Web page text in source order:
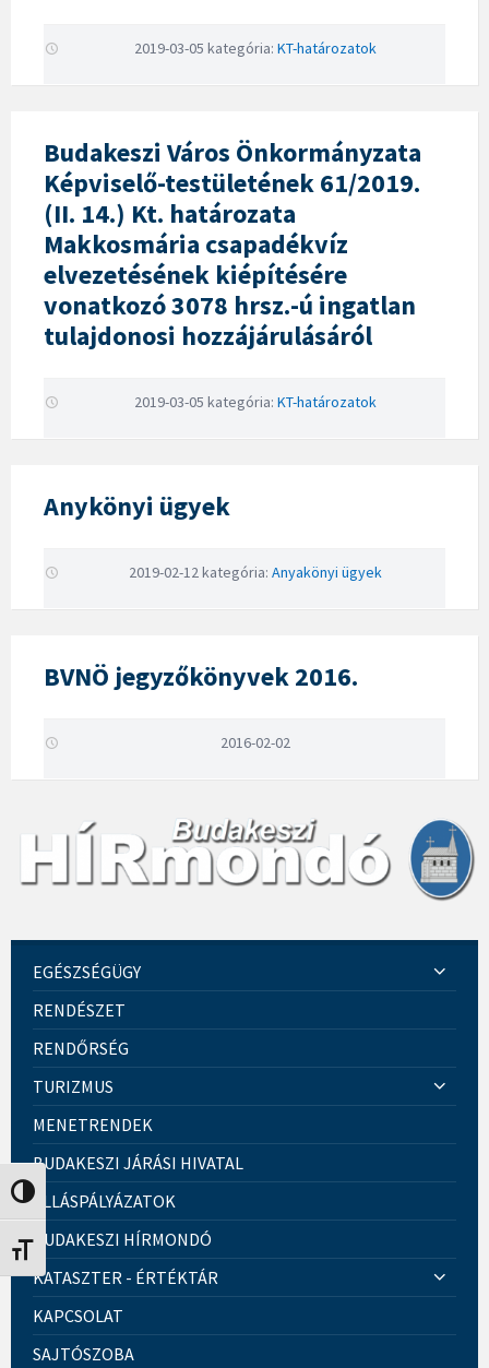
Nagy kontraszt váltása
Betűméret váltása
2019-03-05 kategória: KT-határozatok
Budakeszi Város Önkormányzata
Képviselő-testületének 61/2019.
(II. 14.) Kt. határozata
Makkosmária csapadékvíz
elvezetésének kiépítésére
vonatkozó 3078 hrsz.-ú ingatlan
tulajdonosi hozzájárulásáról
2019-03-05 kategória: KT-határozatok
Anykönyi ügyek
2019-02-12kategória: Anyakönyi ügyek
BVNÖ jegyzőkönyvek 2016.
2016-02-02
EGÉSZSÉGÜGY
RENDÉSZET
RENDŐRSÉG
TURIZMUS
MENETRENDEK
BUDAKESZI JÁRÁSI HIVATAL
ÁLLÁSPÁLYÁZATOK
BUDAKESZI HÍRMONDÓ
KATASZTER - ÉRTÉKTÁR
KAPCSOLAT
SAJTÓSZOBA